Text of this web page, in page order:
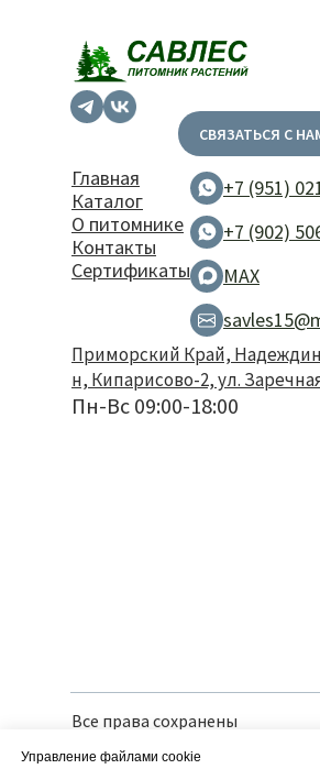
Все права сохранены
Вся предоставленная
Главная
Каталог
О питомнике
Контакты
Сертификаты
+7 (951)
+7 (902)
MAX
Приморский Край,
н, Кипарисово-2, ул.
Пн-Вс 09:00-18:00
СВЯЗАТЬСЯ С
Управление файлами cookie